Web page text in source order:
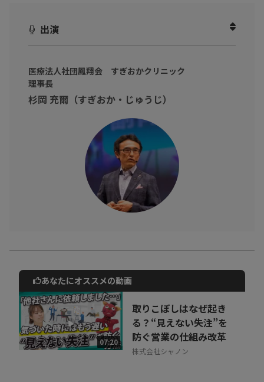
など書籍の内容を厳選してお話しいただきました。
・やる気が出ない
・カッ！となりがち
など、少しでも心当たりがある方に向けて
カラダを守る習慣学び、科学的に正しい疲労回復法を実践し、疲
れに負けないカラダを目指しましょう！
出演
医療法人社団鳳翔会 すぎおかクリニック
理事長
杉岡 充爾（すぎおか・じゅうじ）
動画でご紹介しているサービスについて
お気軽にご相談・ご質問いただけます！
30秒でお申し込み可能
相談を希望する 無料
あなたにオススメの動画
07:20
取りこぼしはなぜ起き
る？“見えない失注”を
防ぐ営業の仕組み改革
株式会社シャノン